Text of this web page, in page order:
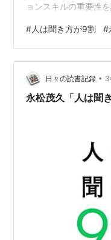
ョンスキルの重要性
ネス書のベストセラ
基に、コミュニケー
す。 📚 本の概要 こ
ョンのためには、話
重要であるというメ
#人は聞き方が9割 #
日々の読書記録 • 3
永松茂久「人は聞